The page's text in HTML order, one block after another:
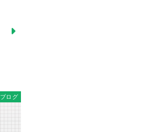
ブログ